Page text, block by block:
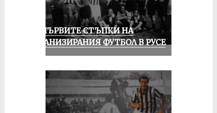
ЗА ПЪРВИТЕ СТЪПКИ НА
ОРГАНИЗИРАНИЯ ФУТБОЛ В РУСЕ